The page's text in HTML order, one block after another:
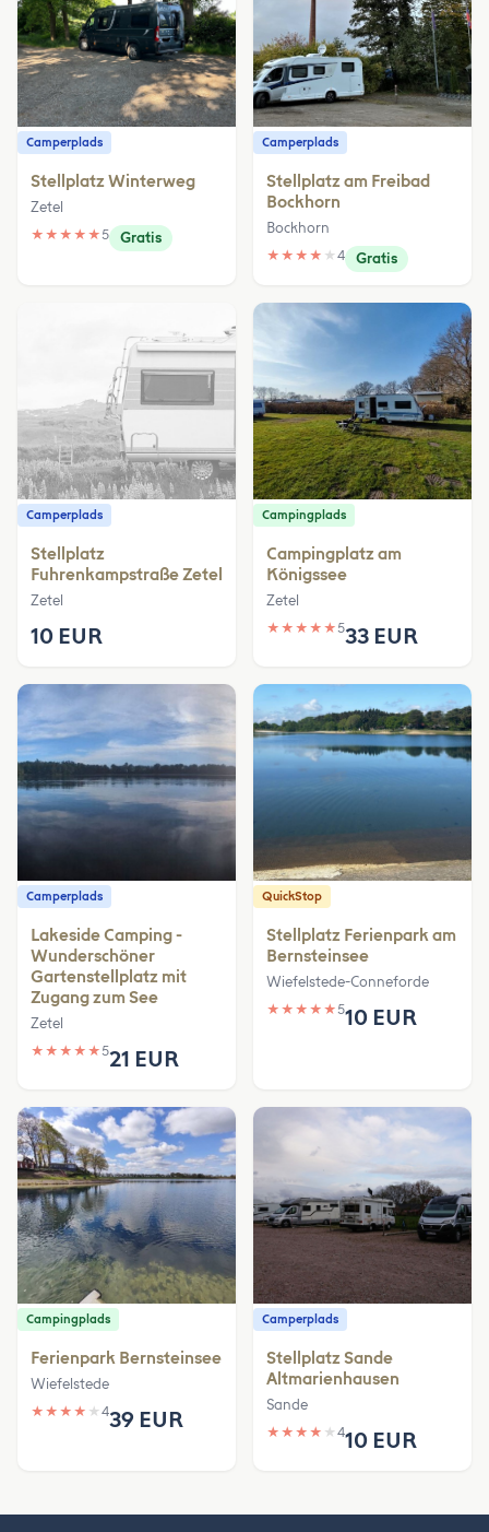
Camperplads
Stellplatz Winterweg
Zetel
★ ★ ★ ★ ★5 Gratis
Camperplads
Stellplatz am Freibad
Bockhorn
Bockhorn
★ ★ ★ ★ ★ 4 Gratis
Camperplads
Stellplatz
Fuhrenkampstraße Zetel
Zetel
10 EUR
Campingplads
Campingplatz am
Königssee
Zetel
★ ★ ★ ★ ★533 EUR
Camperplads
Lakeside Camping -
Wunderschöner
Gartenstellplatz mit
Zugang zum See
Zetel
★ ★ ★ ★ ★521 EUR
QuickStop
Stellplatz Ferienpark am
Bernsteinsee
Wiefelstede-Conneforde
★ ★ ★ ★ ★510 EUR
Campingplads
Ferienpark Bernsteinsee
Wiefelstede
★ ★ ★ ★ ★ 439 EUR
Camperplads
Stellplatz Sande
Altmarienhausen
Sande
★ ★ ★ ★ ★ 410 EUR